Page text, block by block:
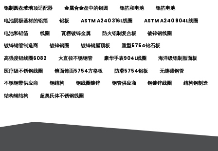
铝制圆盘玻璃顶适配器
金属合金盘中的铝圆 铝箔和电池
铝箔电池
电池阴极基材的铝箔
铝板 ASTM A240 316L线圈
ASTM A240 904L线圈
电池和铝箔
线圈 瓦楞镀锌金属 防火铝制复合板
镀锌钢线圈
镀锌钢管制造商
镀锌钢圈 镀锌钢屋顶板
重型5754钻石板
高强度铝线圈6082
大直径不锈钢管 豪华手表904L线圈
海洋级铝制胎面板
医疗级不锈钢线圈
镜面饰面5754方格板 防滑5754铝板
无缝碳钢管
不锈钢带供应商
钢结构 钢线圈镀锌 钢管供应商 钢镀锌线圈
结构钢制造
结构钢结构
超奥氏体不锈钢线圈